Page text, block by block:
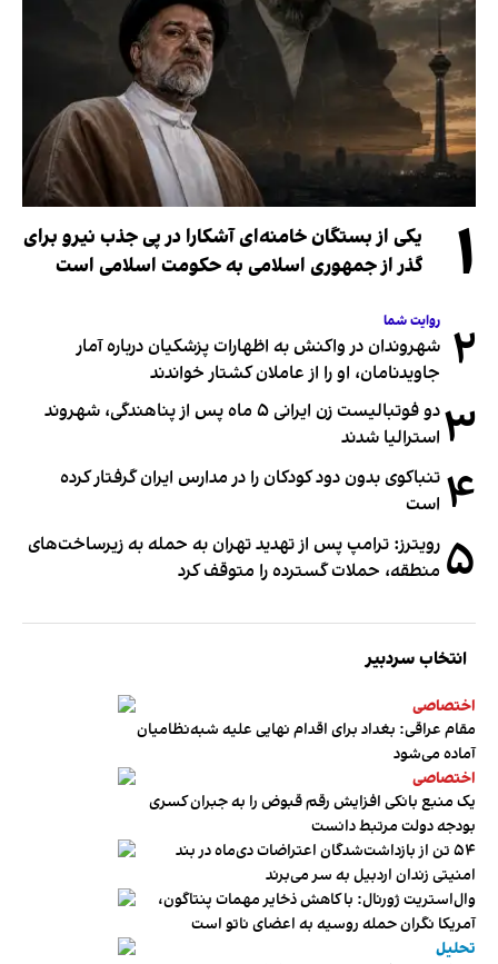
۱
یکی از بستگان خامنه‌ای آشکارا در پی جذب نیرو برای
گذر از جمهوری اسلامی به حکومت اسلامی است
۲ روایت شما
شهروندان در واکنش به اظهارات پزشکیان درباره آمار
جاویدنامان، او را از عاملان کشتار خواندند
۳
دو فوتبالیست زن ایرانی ۵ ماه پس از پناهندگی، شهروند
استرالیا شدند
۴ تنباکوی بدون دود کودکان را در مدارس ایران گرفتار کرده
است
۵ رویترز: ترامپ پس از تهدید تهران به حمله به زیرساخت‌های
منطقه، حملات گسترده را متوقف کرد
انتخاب سردبیر
اختصاصی
مقام عراقی: بغداد برای اقدام نهایی علیه شبه‌نظامیان
آماده می‌شود
اختصاصی
یک منبع بانکی افزایش رقم قبوض را به جبران کسری
بودجه دولت مرتبط دانست
۵۴ تن از بازداشت‌شدگان اعتراضات دی‌ماه در بند
امنیتی زندان اردبیل به سر می‌برند
وال‌استریت ژورنال: با کاهش ذخایر مهمات پنتاگون،
آمریکا نگران حمله روسیه به اعضای ناتو‌ است
تحلیل